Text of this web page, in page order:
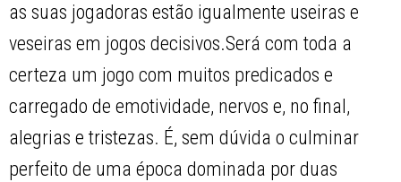
as suas jogadoras estão igualmente useiras e
veseiras em jogos decisivos.Será com toda a
certeza um jogo com muitos predicados e
carregado de emotividade, nervos e, no final,
alegrias e tristezas. É, sem dúvida o culminar
perfeito de uma época dominada por duas